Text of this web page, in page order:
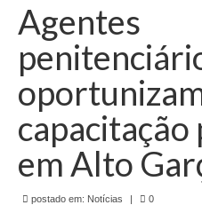
Institucional
Diretoria Sindsppen
Histórico do
Histórico do
de Mato Grosso
Formulário de
Agentes
capacitação
em Alto
postado em: Notícias | 0